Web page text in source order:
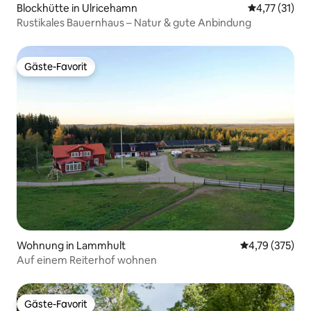
Blockhütte in Ulricehamn
4,77 (31)
Rustikales Bauernhaus – Natur & gute Anbindung
Gäste-Favorit
Gäste-Favorit
Wohnung in Lammhult
4,79 (375)
Auf einem Reiterhof wohnen
Gäste-Favorit